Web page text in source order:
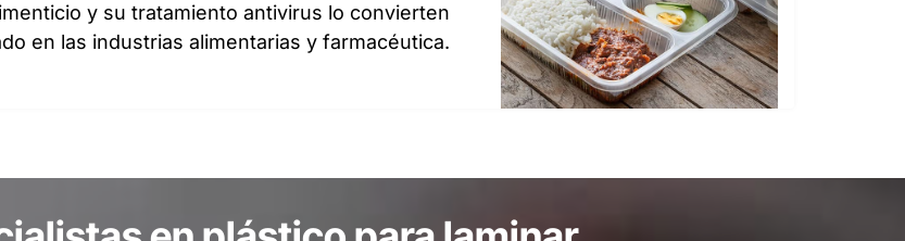
y su tratamiento antivirus lo convierten
en las industrias alimentarias y farmacéutica.